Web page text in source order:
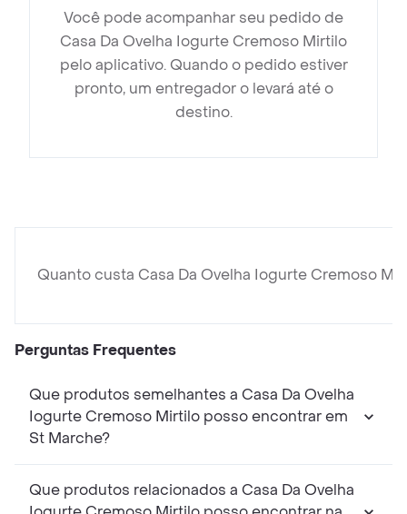
Você pode acompanhar seu pedido de
Casa Da Ovelha Iogurte Cremoso Mirtilo
pelo aplicativo. Quando o pedido estiver
pronto, um entregador o levará até o
destino.
Quanto custa Casa Da Ovelha Iogurte Cremoso
Perguntas Frequentes
Que produtos semelhantes a Casa Da Ovelha
Iogurte Cremoso Mirtilo posso encontrar em
St Marche?
Que produtos relacionados a Casa Da Ovelha